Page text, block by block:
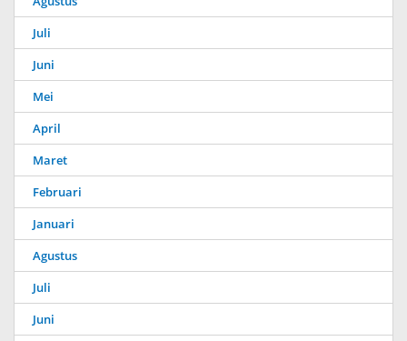
Juli
Juni
Mei
April
Maret
Februari
Januari
Agustus
Juli
Juni